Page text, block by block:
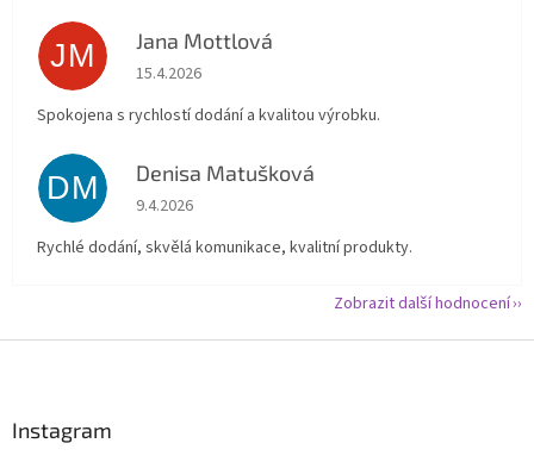
JM Jana Mottlová
Hodnocení obchodu je 5 z 5 hvězdiček.
15.4.2026
Spokojena s rychlostí dodání a kvalitou výrobku.
DM Denisa Matušková
Hodnocení obchodu je 5 z 5 hvězdiček.
9.4.2026
Rychlé dodání, skvělá komunikace, kvalitní produkty.
Zobrazit další hodnocení
Instagram